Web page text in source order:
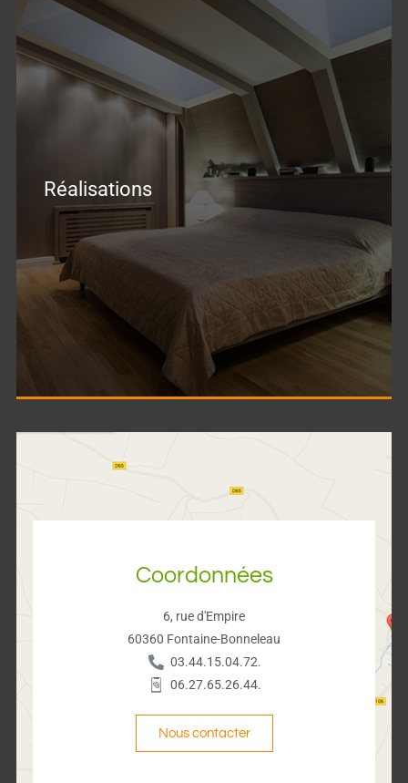
Réalisations
Coordonnées
6, rue d'Empire
60360 Fontaine-Bonneleau
03.44.15.04.72.
06.27.65.26.44.
Nous contacter